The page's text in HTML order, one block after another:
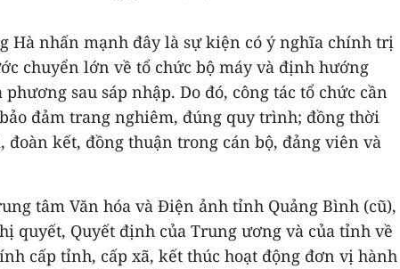
Hà nhấn mạnh đây là sự kiện có ý nghĩa chính trị
chuyển lớn về tổ chức bộ máy và định hướng
sau sáp nhập. Do đó, công tác tổ chức cần
đảm trang nghiêm, đúng quy trình; đồng thời
kết, đồng thuận trong cán bộ, đảng viên và
tâm Văn hóa và Điện ảnh tỉnh Quảng Bình (cũ),
quyết, Quyết định của Trung ương và của tỉnh về
cấp tỉnh, cấp xã, kết thúc hoạt động đơn vị hành